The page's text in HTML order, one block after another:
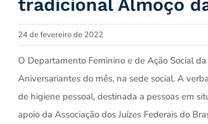
tradicional Almoço
24 de fevereiro de 2022
O Departamento Feminino e de Ação Social
Aniversariantes do mês, na sede social. A
de higiene pessoal, destinada a pessoas em
apoio da Associação dos Juízes Federais do